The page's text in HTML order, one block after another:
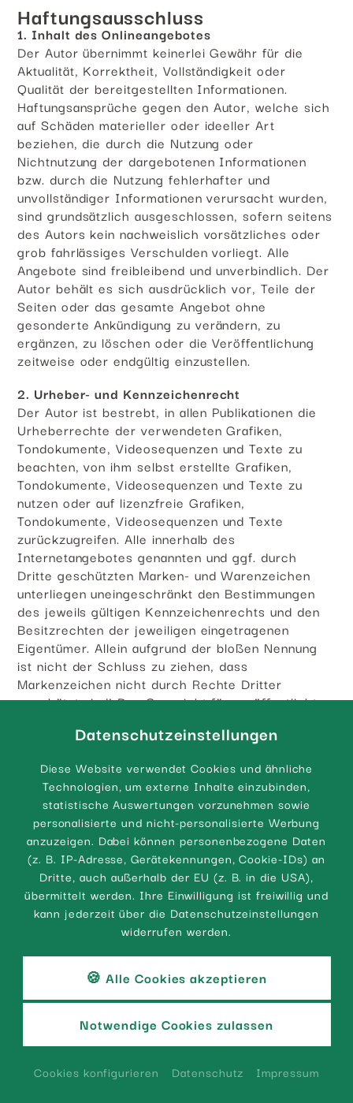
Datenschutzeinstellungen
Diese Website verwendet Cookies und ähnliche
Technologien, um externe Inhalte einzubinden,
statistische Auswertungen vorzunehmen sowie
personalisierte und nicht-personalisierte Werbung
anzuzeigen. Dabei können personenbezogene Daten
(z. B. IP-Adresse, Gerätekennungen, Cookie-IDs) an
Dritte, auch außerhalb der EU (z. B. in die USA),
übermittelt werden. Ihre Einwilligung ist freiwillig und
kann jederzeit über die Datenschutzeinstellungen
widerrufen werden.
🍪 Alle Cookies akzeptieren
Notwendige Cookies zulassen
Cookies konfigurieren Datenschutz Impressum
Haftungsausschluss
1. Inhalt des Onlineangebotes
Der Autor übernimmt keinerlei Gewähr für die
Aktualität, Korrektheit, Vollständigkeit oder
Qualität der bereitgestellten Informationen.
Haftungsansprüche gegen den Autor, welche sich
auf Schäden materieller oder ideeller Art
beziehen, die durch die Nutzung oder
Nichtnutzung der dargebotenen Informationen
bzw. durch die Nutzung fehlerhafter und
unvollständiger Informationen verursacht wurden,
sind grundsätzlich ausgeschlossen, sofern seitens
des Autors kein nachweislich vorsätzliches oder
grob fahrlässiges Verschulden vorliegt. Alle
Angebote sind freibleibend und unverbindlich. Der
Autor behält es sich ausdrücklich vor, Teile der
Seiten oder das gesamte Angebot ohne
gesonderte Ankündigung zu verändern, zu
ergänzen, zu löschen oder die Veröffentlichung
zeitweise oder endgültig einzustellen.
2. Urheber- und Kennzeichenrecht
Der Autor ist bestrebt, in allen Publikationen die
Urheberrechte der verwendeten Grafiken,
Tondokumente, Videosequenzen und Texte zu
beachten, von ihm selbst erstellte Grafiken,
Tondokumente, Videosequenzen und Texte zu
nutzen oder auf lizenzfreie Grafiken,
Tondokumente, Videosequenzen und Texte
zurückzugreifen. Alle innerhalb des
Internetangebotes genannten und ggf. durch
Dritte geschützten Marken- und Warenzeichen
unterliegen uneingeschränkt den Bestimmungen
des jeweils gültigen Kennzeichenrechts und den
Besitzrechten der jeweiligen eingetragenen
Eigentümer. Allein aufgrund der bloßen Nennung
ist nicht der Schluss zu ziehen, dass
Markenzeichen nicht durch Rechte Dritter
geschützt sind! Das Copyright für veröffentlichte,
beim Autor der Seiten. Eine Vervielfältigung oder
Videosequenzen und Texte in anderen
elektronischen oder gedruckten Publikationen ist
ohne ausdrückliche Zustimmung des Autors nicht
gestattet.
3. Rechtswirksamkeit dieses
Haftungsausschlusses
Dieser Haftungsausschluss ist als Teil des
Internetangebotes zu betrachten, von dem aus
auf diese Seite verwiesen wurde. Sofern Teile
oder einzelne Formulierungen dieses Textes der
geltenden Rechtslage nicht, nicht mehr oder nicht
vollständig entsprechen sollten, bleiben die
übrigen Teile des Dokumentes in ihrem Inhalt und
ihrer Gültigkeit davon unberührt.
Bildnachweis